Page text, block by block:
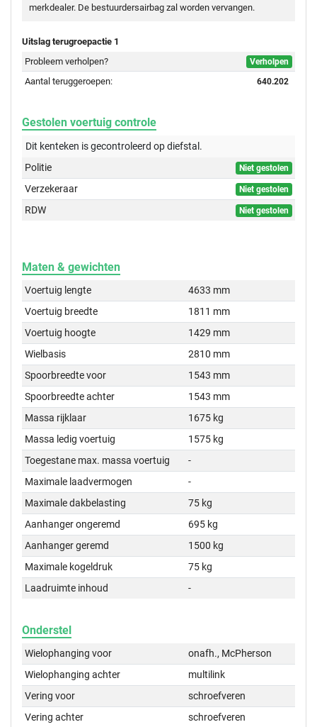
merkdealer. De bestuurdersairbag zal worden vervangen.
Uitslag terugroepactie 1
Probleem verholpen?
Verholpen
Aantal teruggeroepen: 640.202
Gestolen voertuig controle
Dit kenteken is gecontroleerd opdiefstal.
Politie
Niet gestolen
Verzekeraar Niet gestolen
RDW Niet gestolen
Maten & gewichten
Voertuig lengte
4633 mm
Voertuig breedte
1811 mm
Voertuig hoogte
1429 mm
Wielbasis
2810 mm
Spoorbreedte voor
1543 mm
Spoorbreedte achter
1543 mm
Massa rijklaar
1675 kg
Massa ledig voertuig
1575 kg
Toegestane max. massa voertuig
-
Maximale laadvermogen
-
Maximale dakbelasting
75 kg
Aanhanger ongeremd
695 kg
Aanhanger geremd
1500 kg
Maximale kogeldruk
75 kg
Laadruimte inhoud
-
Onderstel
Wielophanging voor
onafh., McPherson
Wielophanging achter
multilink
Vering voor
schroefveren
Vering achter
schroefveren